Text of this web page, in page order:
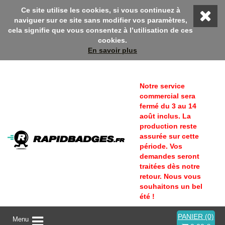
Rapidbadges ! En ce moment, profitez d'une remise 10% avec
Ce site utilise les cookies, si vous continuez à
naviguer sur ce site sans modifier vos paramètres,
cela signifie que vous consentez à l’utilisation de ces
cookies.
En savoir plus
Notre service
commercial sera
fermé du 3 au 14
août inclus. La
production reste
assurée sur cette
période. Vos
demandes seront
traitées dès notre
retour. Nous vous
souhaitons un bel
été !
A
Menu
PANIER (0)